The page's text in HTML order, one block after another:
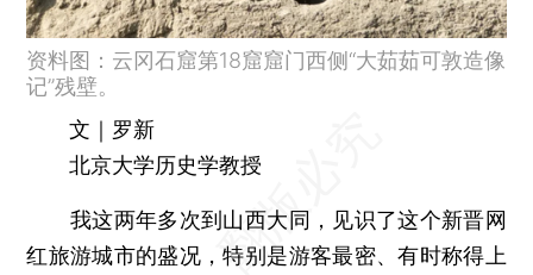
资料图：云冈石窟第18窟窟门西侧“大茹茹可敦造像
记”残壁。
文｜罗新
北京大学历史学教授
我这两年多次到山西大同，见识了这个新晋网
红旅游城市的盛况，特别是游客最密、有时称得上